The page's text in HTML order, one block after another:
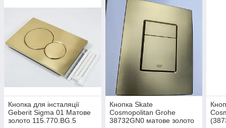
Кнопка для інсталяції
Geberit Sigma 01 Матове
золото 115.770.BG.5
Кнопка Skate
Cosmopolitan Grohe
38732GN0 матове золото